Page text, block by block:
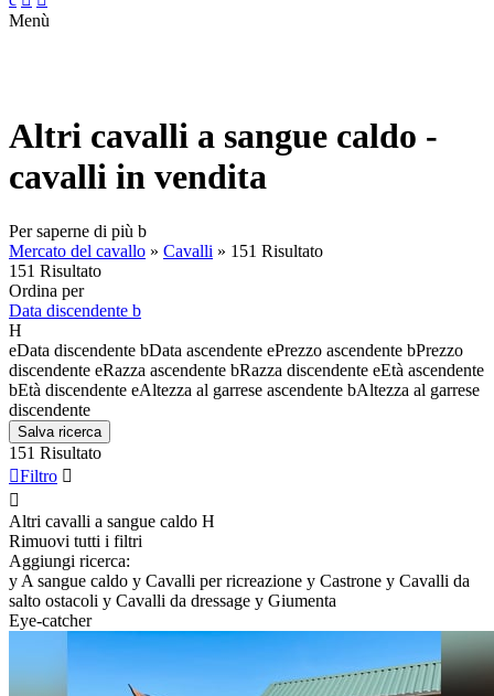
Menù
Altri cavalli a sangue caldo -
cavalli in vendita
Per saperne di più b
Mercato del cavallo » Cavalli » 151 Risultato
151 Risultato
Ordina per
Data discendente b
H
eData discendente bData ascendente ePrezzo ascendente bPrezzo
discendente eRazza ascendente bRazza discendente eEtà ascendente
bEtà discendente eAltezza al garrese ascendente bAltezza al garrese
discendente
Salva ricerca
151 Risultato
Filtro 

Altri cavalli a sangue caldo H
Rimuovi tutti i filtri
Aggiungi ricerca:
y A sangue caldo y Cavalli per ricreazione y Castrone y Cavalli da
salto ostacoli y Cavalli da dressage y Giumenta
Eye-catcher